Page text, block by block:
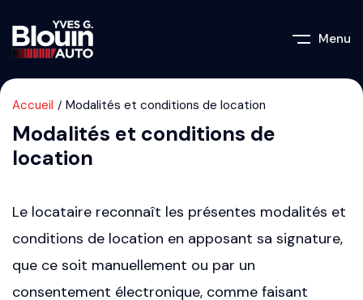
Menu
Accueil Modalités et conditions de location
Modalités et conditions de
location
Le locataire reconnaît les présentes modalités et
conditions de location en apposant sa signature,
que ce soit manuellement ou par un
consentement électronique, comme faisant